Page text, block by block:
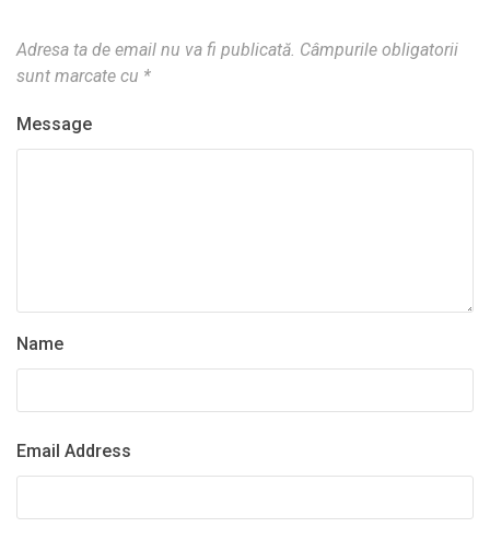
Adresa ta de email nu va fi publicată. Câmpurile obligatorii
sunt marcate cu *
Message
Name
Email Address